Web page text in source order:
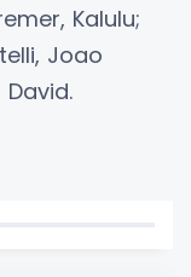
Kalulu;
Joao
David.